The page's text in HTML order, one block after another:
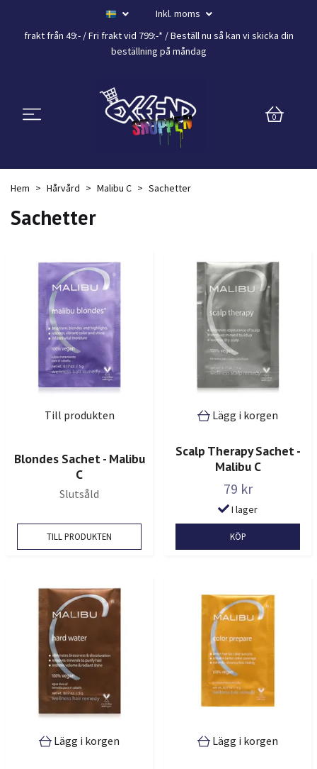
Inkl. moms
frakt från 49:- /Fri frakt vid 799:-* / Beställ nu så kan vi skicka din
beställning på måndag
0
Hem Hårvård Malibu C Sachetter
Sachetter
Till produkten
Blondes Sachet - Malibu
C
Slutsåld
TILL PRODUKTEN
Lägg i korgen
Scalp Therapy Sachet -
Malibu C
79 kr
I lager
Lägg i korgen Lägg i korgen